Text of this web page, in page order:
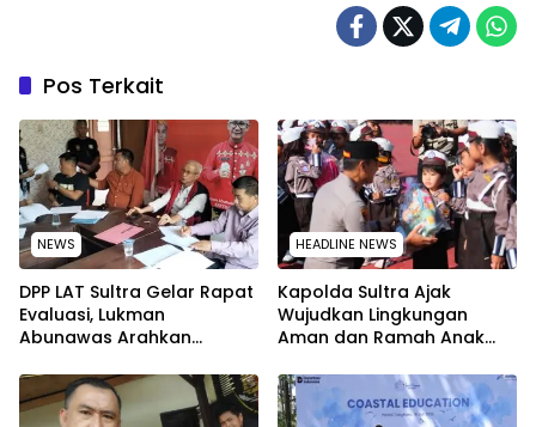
Pos Terkait
NEWS
‎DPP LAT Sultra Gelar Rapat
Evaluasi, Lukman
Abunawas Arahkan
Secara Rutin dan
Menyeluruh
HEADLINE NEWS
Kapolda Sultra Ajak
Wujudkan Lingkungan
Aman dan Ramah Anak
Nasional 2026